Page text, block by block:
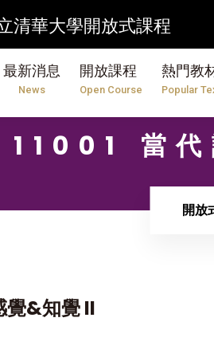
清華大學開放式課程
最新消息
News
開放課程
Open Course
熱門教
Popular
11001 當代
開放
覺&知覺 II